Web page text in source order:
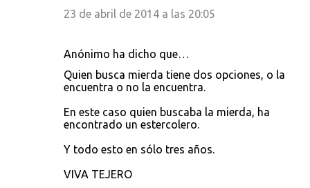
23 de abril de 2014 a las 20:05
Anónimo ha dicho que…
Quien busca mierda tiene dos opciones, o la
encuentra o no la encuentra.
En este caso quien buscaba la mierda, ha
encontrado un estercolero.
Y todo esto en sólo tres años.
VIVA TEJERO